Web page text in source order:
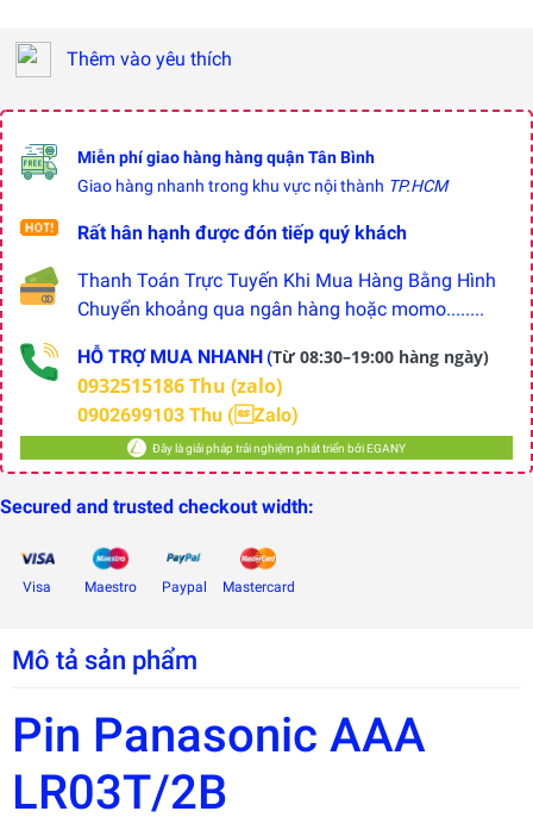
Thêm vào yêu thích
Miễn phí giao hàng hàng quận Tân Bình
Giao hàng nhanh trong khu vực nội thành TP.HCM
Rất hân hạnh được đón tiếp quý khách
Thanh Toán Trực Tuyến Khi Mua Hàng Bằng Hình
Chuyển khoảng qua ngân hàng hoặc momo........
HỖ TRỢ MUA NHANH(Từ 08:30–19:00 hàng ngày)
0932515186 Thu (zalo)
0902699103 Thu (Zalo)
Đây là giải pháp trải nghiệm phát triển bởi EGANY
Secured and trusted checkout width:
Visa Maestro Paypal Mastercard
Mô tả sản phẩm
Pin Panasonic AAA
LR03T/2B